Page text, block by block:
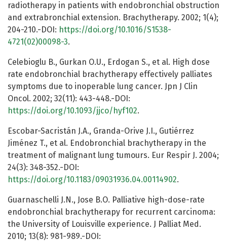
radiotherapy in patients with endobronchial obstruction
and extrabronchial extension. Brachytherapy. 2002; 1(4);
204-210.-DOI: https://doi.org/10.1016/S1538-
4721(02)00098-3.
Celebioglu B., Gurkan O.U., Erdogan S., et al. High dose
rate endobronchial brachytherapy effectively palliates
symptoms due to inoperable lung cancer. Jpn J Clin
Oncol. 2002; 32(11): 443-448.-DOI:
https://doi.org/10.1093/jjco/hyf102.
Escobar-Sacristán J.A., Granda-Orive J.I., Gutiérrez
Jiménez T., et al. Endobronchial brachytherapy in the
treatment of malignant lung tumours. Eur Respir J. 2004;
24(3): 348-352.-DOI:
https://doi.org/10.1183/09031936.04.00114902.
Guarnaschelli J.N., Jose B.O. Palliative high-dose-rate
endobronchial brachytherapy for recurrent carcinoma:
the University of Louisville experience. J Palliat Med.
2010; 13(8): 981-989.-DOI: